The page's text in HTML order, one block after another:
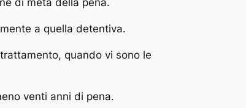
di metà della pena.
a quella detentiva.
quando vi sono le
venti anni di pena.